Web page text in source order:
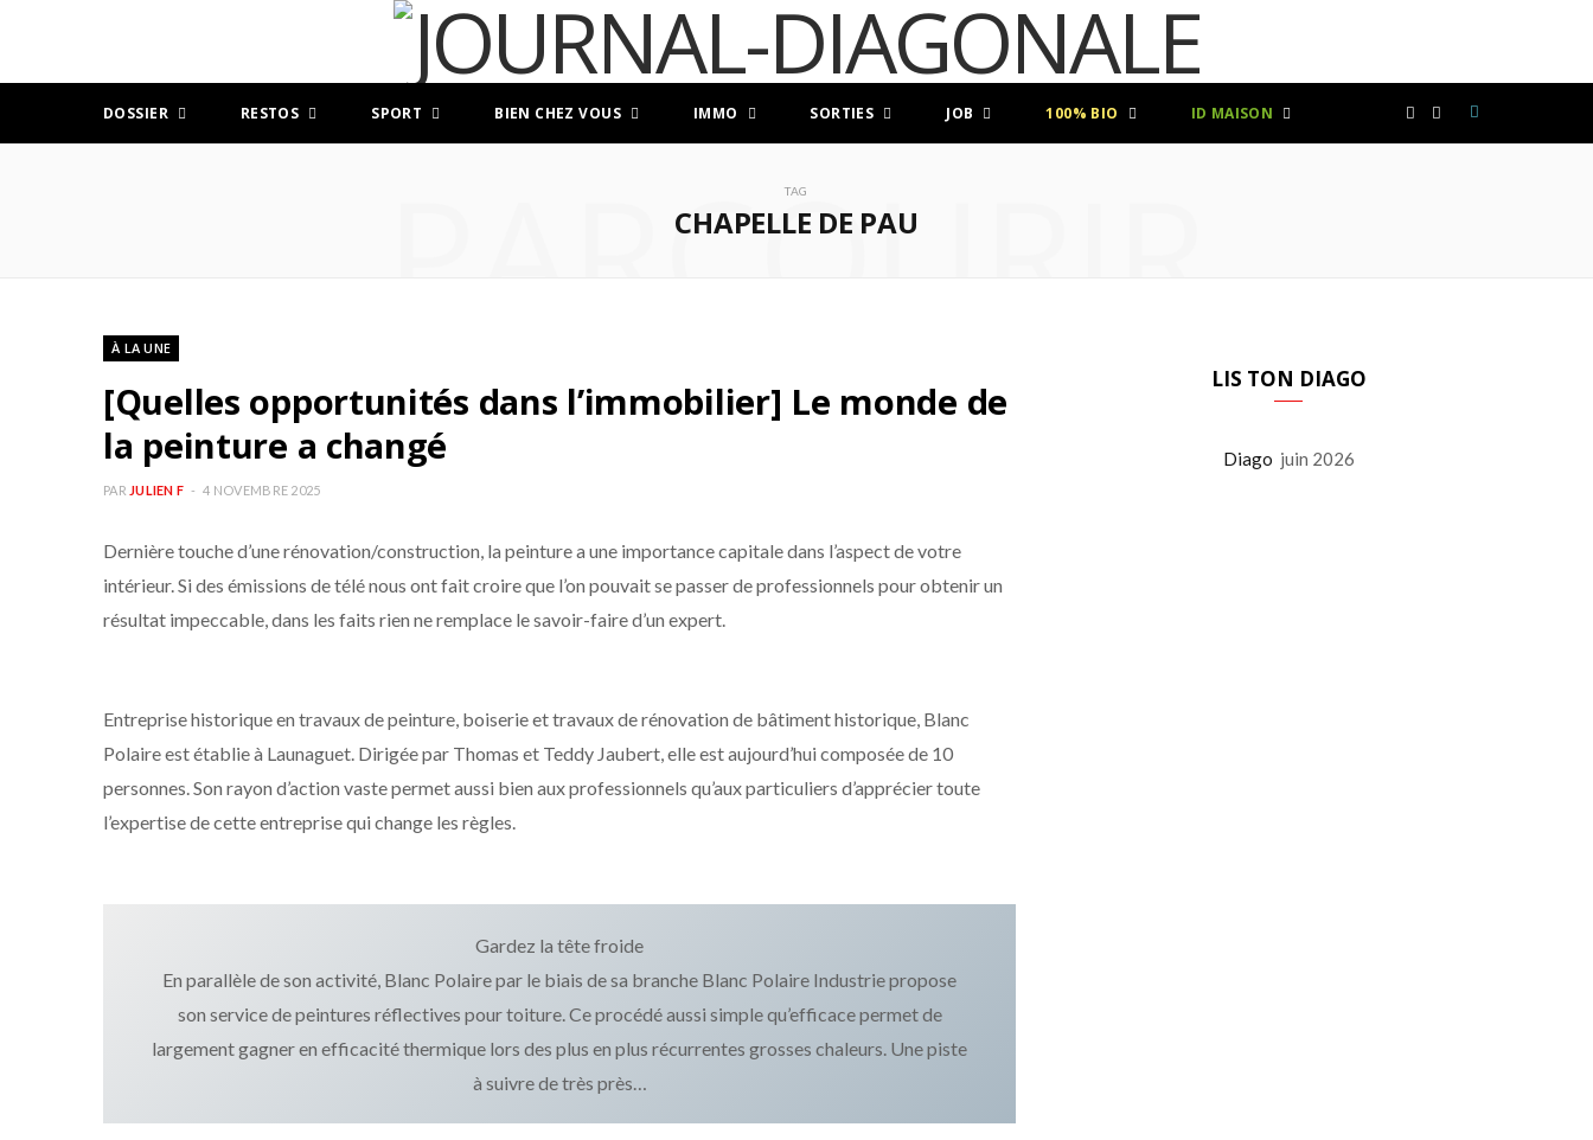
DOSSIER RESTOS SPORT BIEN CHEZ VOUS IMMO SORTIES JOB 100% BIO ID MAISON
TAG
CHAPELLE DE PAU
PARCOURIR
À LA UNE
[Quelles opportunités dans l’immobilier] Le monde de
la peinture a changé
PAR JULIEN F 4 NOVEMBRE 2025
Dernière touche d’une rénovation/construction, la peinture a une importance capitale dans l’aspect de votre
intérieur. Si des émissions de télé nous ont fait croire que l’on pouvait se passer de professionnels pour obtenir un
résultat impeccable, dans les faits rien ne remplace le savoir-faire d’un expert.
Entreprise historique en travaux de peinture, boiserie et travaux de rénovation de bâtiment historique, Blanc
Polaire est établie à Launaguet. Dirigée par Thomas et Teddy Jaubert, elle est aujourd’hui composée de 10
personnes. Son rayon d’action vaste permet aussi bien aux professionnels qu’aux particuliers d’apprécier toute
l’expertise de cette entreprise qui change les règles.
Gardez la tête froide
En parallèle de son activité, Blanc Polaire par le biais de sa branche Blanc Polaire Industrie propose
son service de peintures réflectives pour toiture. Ce procédé aussi simple qu’efficace permet de
largement gagner en efficacité thermique lors des plus en plus récurrentes grosses chaleurs. Une piste
à suivre de très près…
LIS TON DIAGO
Diago juin 2026